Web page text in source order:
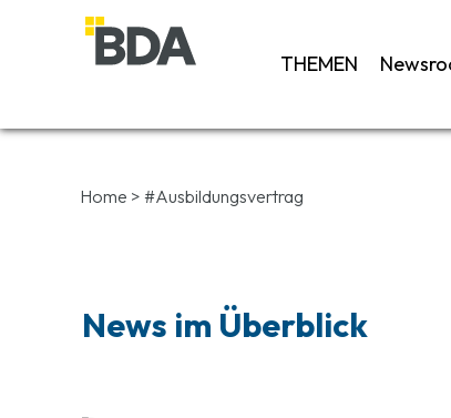
THEMEN
Home > #Ausbildungsvertrag
News im Überblick